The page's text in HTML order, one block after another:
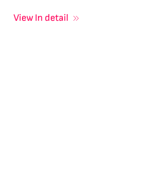
View In detail